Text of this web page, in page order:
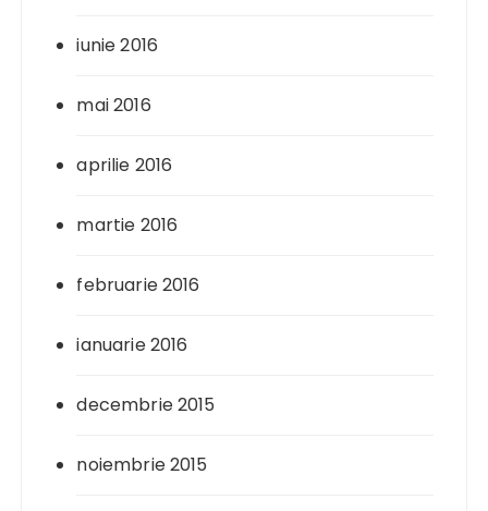
iunie 2016
mai 2016
aprilie 2016
martie 2016
februarie 2016
ianuarie 2016
decembrie 2015
noiembrie 2015